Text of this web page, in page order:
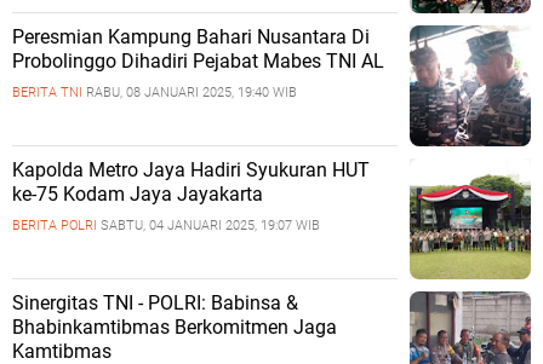
Peresmian Kampung Bahari Nusantara Di
Probolinggo Dihadiri Pejabat Mabes TNI AL
BERITA TNI RABU, 08 JANUARI 2025, 19:40 WIB
Kapolda Metro Jaya Hadiri Syukuran HUT
ke-75 Kodam Jaya Jayakarta
BERITA POLRI SABTU, 04 JANUARI 2025, 19:07 WIB
Sinergitas TNI - POLRI: Babinsa &
Bhabinkamtibmas Berkomitmen Jaga
Kamtibmas